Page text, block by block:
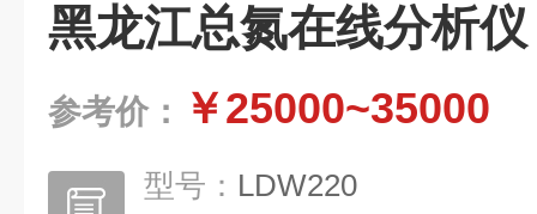
黑龙江总氮在线分析仪
参考价： ￥25000~35000
型号： LDW220